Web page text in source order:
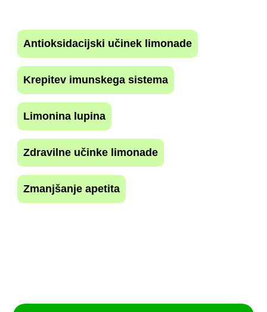
Antioksidacijski učinek limonade
Krepitev imunskega sistema
Limonina lupina
Zdravilne učinke limonade
Zmanjšanje apetita